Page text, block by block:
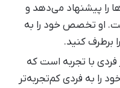
را پیشنهاد می‌دهد و
او تخصص خود را به
برطرف کنید.
فردی با تجربه است که
را به فردی کم‌تجربه‌تر